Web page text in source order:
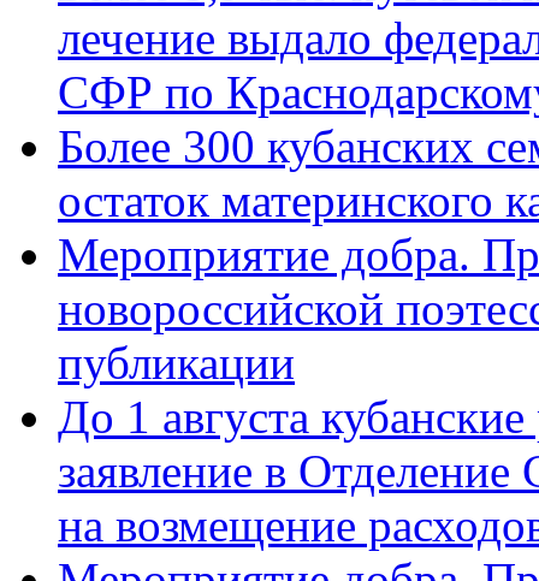
лечение выдало
СФР по
Более 300 кубанских
остаток материнского
Мероприятие добра.
новороссийской
публикации
До 1 августа
заявление в
на возмещение